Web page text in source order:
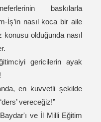
baskılarla
İş’in nasıl koca bir aile
konusu olduğunda nasıl
gericilerin ayak
en kuvvetli şekilde
vereceğiz!”
ve İl Milli Eğitim